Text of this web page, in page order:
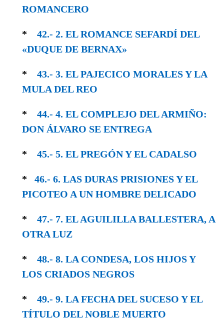
ROMANCERO
* 42.- 2. EL ROMANCE SEFARDÍ DEL
«DUQUE DE BERNAX»
* 43.- 3. EL PAJECICO MORALES Y LA
MULA DEL REO
* 44.- 4. EL COMPLEJO DEL ARMIÑO:
DON ÁLVARO SE ENTREGA
* 45.- 5. EL PREGÓN Y EL CADALSO
* 46.- 6. LAS DURAS PRISIONES Y EL
PICOTEO A UN HOMBRE DELICADO
* 47.- 7. EL AGUILILLA BALLESTERA, A
OTRA LUZ
* 48.- 8. LA CONDESA, LOS HIJOS Y
LOS CRIADOS NEGROS
* 49.- 9. LA FECHA DEL SUCESO Y EL
TÍTULO DEL NOBLE MUERTO